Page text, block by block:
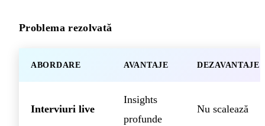
Problema rezolvată
ABORDARE AVANTAJE DEZAVANTAJE
Interviuri live
Insights
profunde
Nu scalează